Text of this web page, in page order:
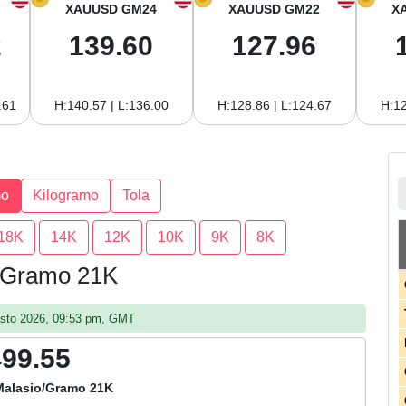
XAUUSD GM24
139.60
H:140.57 | L:136.00
XAUUSD GM22
127.96
H:128.86 | L:124.67
Kilogramo Tola
14K 12K 10K 9K 8K
21K
2026, 09:53 pm, GMT
Gramo 21K